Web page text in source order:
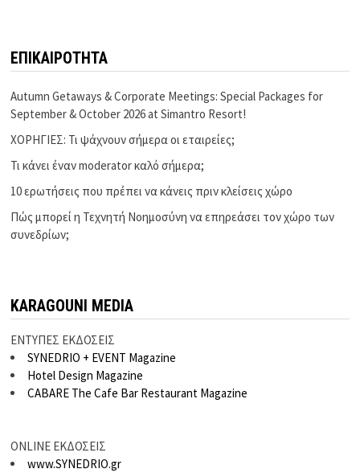
ΕΠΙΚΑΙΡΟΤΗΤΑ
Autumn Getaways & Corporate Meetings: Special Packages for
September & October 2026 at Simantro Resort!
ΧΟΡΗΓΙΕΣ: Τι ψάχνουν σήμερα οι εταιρείες;
Τι κάνει έναν moderator καλό σήμερα;
10 ερωτήσεις που πρέπει να κάνεις πριν κλείσεις χώρο
Πώς μπορεί η Τεχνητή Νοημοσύνη να επηρεάσει τον χώρο των
συνεδρίων;
KARAGOUNI MEDIA
ΕΝΤΥΠΕΣ ΕΚΔΟΣΕΙΣ
SYNEDRIO + EVENT Magazine
Hotel Design Magazine
CABARE The Cafe Bar Restaurant Magazine
ONLINE ΕΚΔΟΣΕΙΣ
www.SYNEDRIO.gr